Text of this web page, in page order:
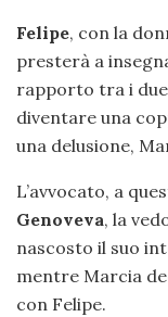
Felipe, con la
presterà a
rapporto tra i
diventare una
una delusione,
L’avvocato, a
Genoveva, la
nascosto il suo
mentre Marcia
con Felipe.